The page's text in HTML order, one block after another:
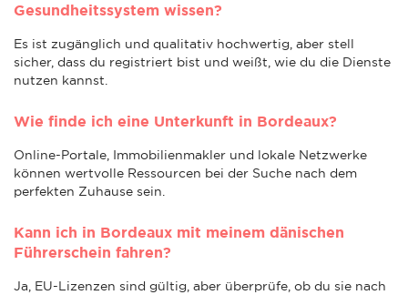
Gesundheitssystem wissen?
Es ist zugänglich und qualitativ hochwertig, aber stell
sicher, dass du registriert bist und weißt, wie du die Dienste
nutzen kannst.
Wie finde ich eine Unterkunft in Bordeaux?
Online-Portale, Immobilienmakler und lokale Netzwerke
können wertvolle Ressourcen bei der Suche nach dem
perfekten Zuhause sein.
Kann ich in Bordeaux mit meinem dänischen
Führerschein fahren?
Ja, EU-Lizenzen sind gültig, aber überprüfe, ob du sie nach